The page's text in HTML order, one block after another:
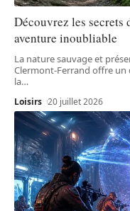
Découvrez les secrets
aventure inoubliable
La nature sauvage et
Clermont-Ferrand offre un
la…
Loisirs 20 juillet 2026